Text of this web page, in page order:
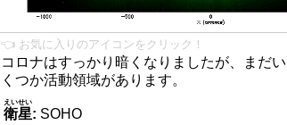
👈 お気に入りのアイコンをクリック！
コロナはすっかり暗くなりましたが、まだい
くつか活動領域があります。
衛星
えいせい
: SOHO